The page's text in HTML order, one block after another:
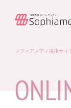
ソフィアメディ採用サイ